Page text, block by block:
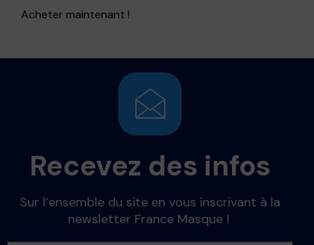
Acheter maintenant !
Recevez des infos
Sur l’ensemble du site en vous inscrivant à la
newsletter France Masque !